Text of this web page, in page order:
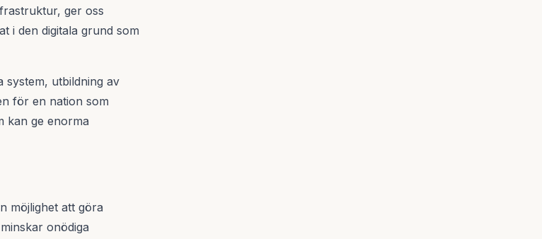
ger oss
i den digitala grund som
system, utbildning av
för en nation som
kan ge enorma
möjlighet att göra
onödiga